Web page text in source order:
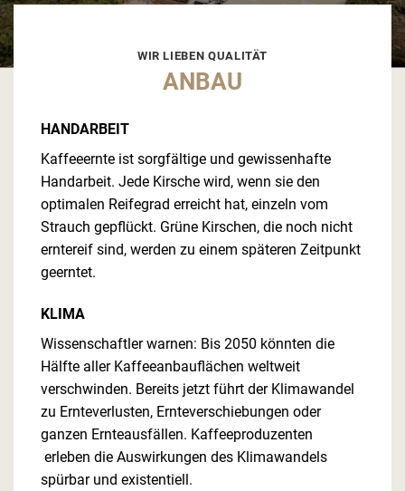
WIR LIEBEN QUALITÄT
ANBAU
HANDARBEIT
Kaffeeernte ist sorgfältige und gewissenhafte
Handarbeit. Jede Kirsche wird, wenn sie den
optimalen Reifegrad erreicht hat, einzeln vom
Strauch gepflückt. Grüne Kirschen, die noch nicht
erntereif sind, werden zu einem späteren Zeitpunkt
geerntet.
KLIMA
Wissenschaftler warnen: Bis 2050 könnten die
Hälfte aller Kaffeeanbauflächen weltweit
verschwinden. Bereits jetzt führt der Klimawandel
zu Ernteverlusten, Ernteverschiebungen oder
ganzen Ernteausfällen. Kaffeeproduzenten
erleben die Auswirkungen des Klimawandels
spürbar und existentiell.